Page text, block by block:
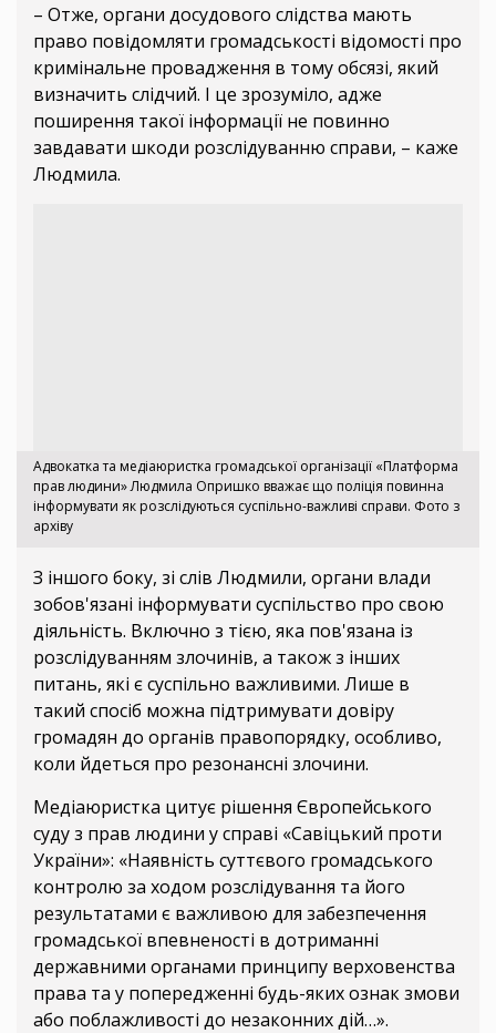
– Отже, органи досудового слідства мають
право повідомляти громадськості відомості про
кримінальне провадження в тому обсязі, який
визначить слідчий. І це зрозуміло, адже
поширення такої інформації не повинно
завдавати шкоди розслідуванню справи, – каже
Людмила.
Адвокатка та медіаюристка громадської організації «Платформа
прав людини» Людмила Опришко вважає що поліція повинна
інформувати як розслідуються суспільно-важливі справи. Фото з
архіву
З іншого боку, зі слів Людмили, органи влади
зобов'язані інформувати суспільство про свою
діяльність. Включно з тією, яка пов'язана із
розслідуванням злочинів, а також з інших
питань, які є суспільно важливими. Лише в
такий спосіб можна підтримувати довіру
громадян до органів правопорядку, особливо,
коли йдеться про резонансні злочини.
Медіаюристка цитує рішення Європейського
суду з прав людини у справі «Савіцький проти
України»: «Наявність суттєвого громадського
контролю за ходом розслідування та його
результатами є важливою для забезпечення
громадської впевненості в дотриманні
державними органами принципу верховенства
права та у попередженні будь-яких ознак змови
або поблажливості до незаконних дій…».